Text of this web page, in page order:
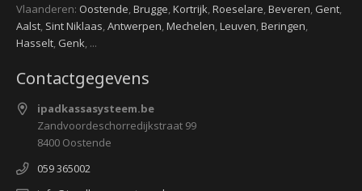
Vlaanderen: Oostende,Brugge,Kortrijk,Roeselare,Beveren, Gent,
Aalst, Sint Niklaas,Antwerpen,Mechelen,Leuven,Beringen,
Hasselt, Genk, ...
Contactgegevens
ipadkassasysteem.be
Zandvoordeschorredijkstraat 99
8400 Oostende
059 365002